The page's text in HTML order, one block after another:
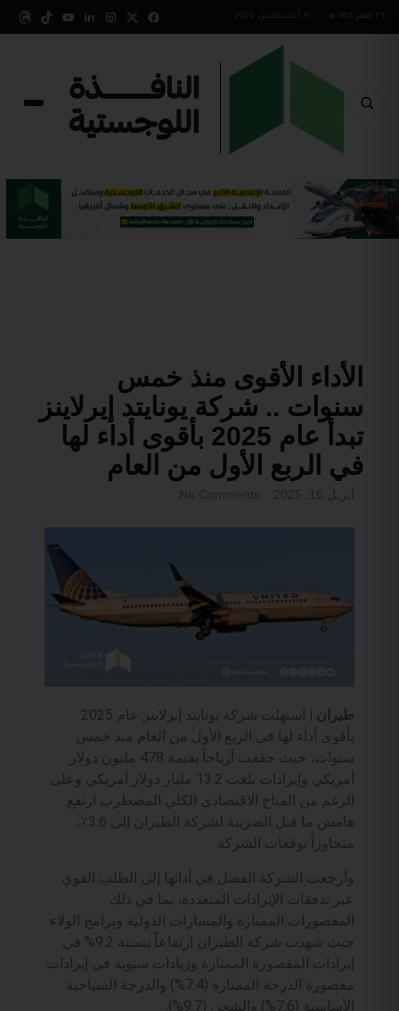
9 أغسطس 2026
الأداء الأقوى منذ خمس
سنوات .. شركة يونايتد إيرلاينز
تبدأ عام 2025 بأقوى أداء لها
في الربع الأول من العام
طيران |
استهلت شركة يونايتد إيرلاينز عام 2025
بأقوى أداء لها في الربع الأول من العام منذ خمس
سنوات، حيث حققت أرباحاً بقيمة 478 مليون دولار
أمريكي وإيرادات بلغت 13.2 مليار دولار أمريكي وعلى
الرغم من المناخ الاقتصادي الكلي المضطرب ارتفع
هامش ما قبل الضريبة لشركة الطيران إلى 3.6٪،
متجاوزاً توقعات الشركة.
وأرجعت الشركة الفضل في أدائها إلى الطلب القوي
عبر تدفقات الإيرادات المتعددة، بما في ذلك
المقصورات الممتازة والمسارات الدولية وبرامج الولاء
حيث شهدت شركة الطيران ارتفاعاً بنسبة 9.2% في
إيرادات المقصورة الممتازة وزيادات سنوية في إيرادات
مقصورة الدرجة الممتازة (7.4%) والدرجة السياحية
الأساسية (7.6%) والشحن (9.7%).